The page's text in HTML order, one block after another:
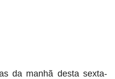
da manhã desta sexta-